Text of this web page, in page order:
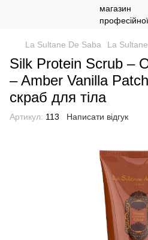
La Sultane De Saba La
Silk Protein Scrub –
– Amber Vanilla
скраб для тіла
Артикул: 113 Написати відгук